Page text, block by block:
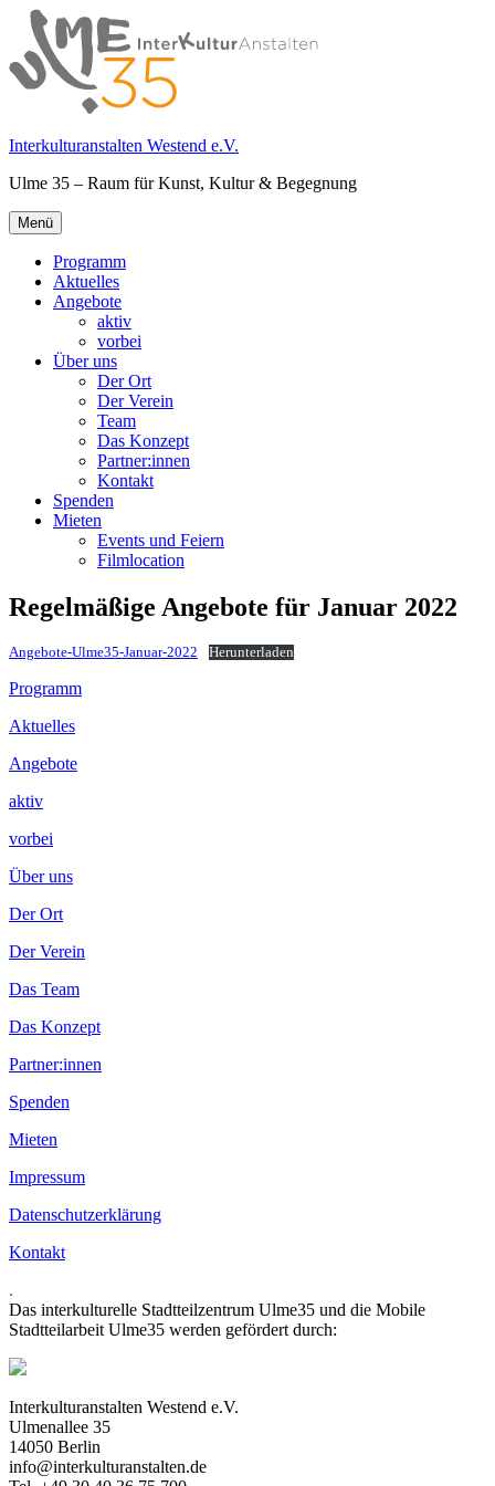
Springe
zum
Inhalt
Interkulturanstalten Westend e.V.
Ulme 35 – Raum für Kunst, Kultur & Begegnung
Primäres
Menü
Menü
Programm
Aktuelles
Angebote
aktiv
vorbei
Über uns
Der Ort
Der Verein
Team
Das Konzept
Partner:innen
Kontakt
Spenden
Mieten
Events und Feiern
Filmlocation
Regelmäßige Angebote für Januar 2022
Angebote-Ulme35-Januar-2022 Herunterladen
Footer
Inhalt
Programm
Aktuelles
Angebote
aktiv
vorbei
Über uns
Der Ort
Der Verein
Das Team
Das Konzept
Partner:innen
Spenden
Mieten
Impressum
Datenschutzerklärung
Kontakt
.
Das interkulturelle Stadtteilzentrum Ulme35 und die Mobile
Stadtteilarbeit Ulme35 werden gefördert durch:
Interkulturanstalten Westend e.V.
Ulmenallee 35
14050 Berlin
info@interkulturanstalten.de